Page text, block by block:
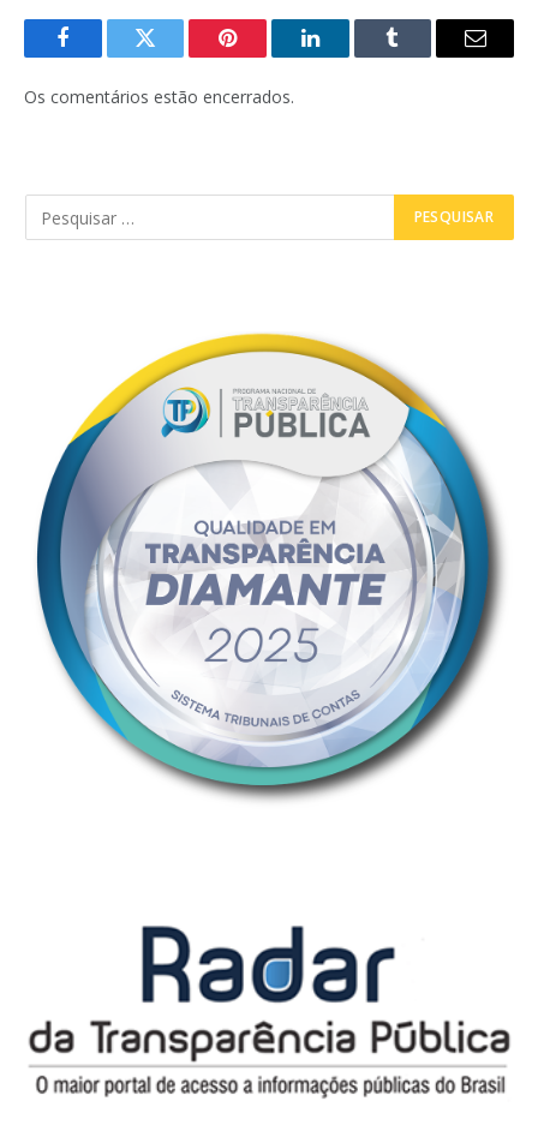
FacebookTwitter Pinterest LinkedInTumblr
E-
Os comentários estão encerrados.